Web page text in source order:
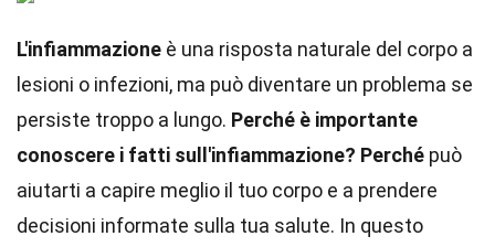
L'infiammazione è una risposta naturale del corpo a
lesioni o infezioni, ma può diventare un problema se
persiste troppo a lungo. Perché è importante
conoscere i fatti sull'infiammazione? Perché può
aiutarti a capire meglio il tuo corpo e a prendere
decisioni informate sulla tua salute. In questo